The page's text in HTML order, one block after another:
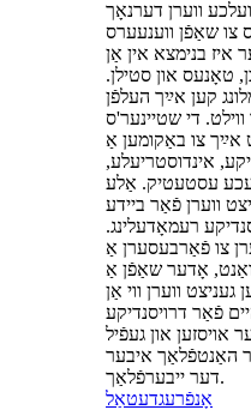
ווערן דערנאָך
איז בנימצא אין אַן
טאָנעס און סטילן.
קען אײַך העלפֿן
ווילט. די שטיינער'ס
אײַך צו באַקומען אַ
אינדוסטריעלע,
עסטעטיק. אַלע
ווערן פֿאַר ביידע
רעמאָדעלינג.
צו פֿאַרבעסערן אַ
וואַנט, אָדער שאַפֿן אַ
ווערן ווי אַן
פֿאַר דרויסנדיקע
אויסזען און געפֿיל
האַנטפֿלאַך איבער
דער ייבערפֿלאַך.
אָנפֿרעגדעטאַל